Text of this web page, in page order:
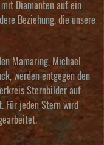
mit Diamanten auf ein
Beziehung, die unsere
Mamaring, Michael
werden entgegen den
Sternbilder auf
Für jeden Stern wird